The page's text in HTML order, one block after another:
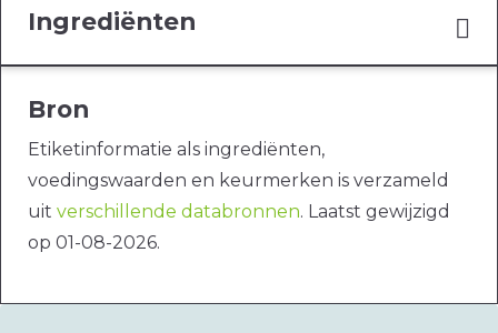
Ingrediënten
Bron
Etiketinformatie als ingrediënten,
voedingswaarden en keurmerken is verzameld
uit verschillende databronnen. Laatst gewijzigd
op 01-08-2026.